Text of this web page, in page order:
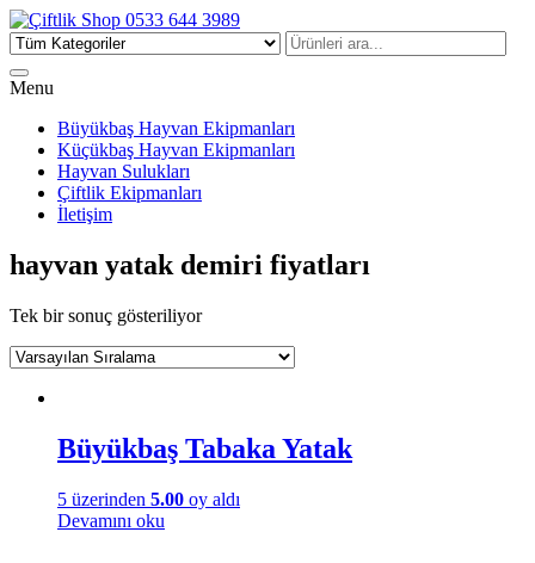
Çiftlik Shop 0533 644 3989
Menu
Büyükbaş Hayvan Ekipmanları
Küçükbaş Hayvan Ekipmanları
Hayvan Sulukları
Çiftlik Ekipmanları
İletişim
hayvan yatak demiri fiyatları
Tek bir sonuç gösteriliyor
Büyükbaş Tabaka Yatak
5 üzerinden 5.00 oy aldı
Devamını oku